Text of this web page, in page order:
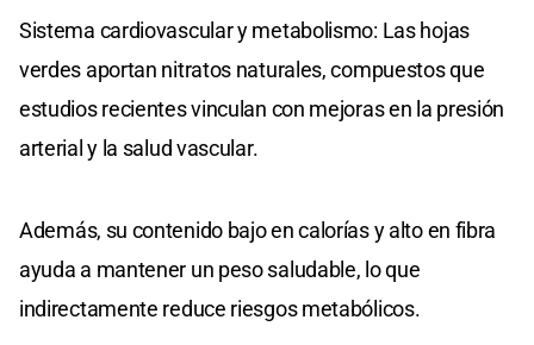
Sistema cardiovascular y metabolismo: Las hojas
verdes aportan nitratos naturales, compuestos que
estudios recientes vinculan con mejoras en la presión
arterial y la salud vascular.
Además, su contenido bajo en calorías y alto en fibra
ayuda a mantener un peso saludable, lo que
indirectamente reduce riesgos metabólicos.